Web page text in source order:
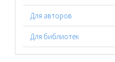
Для авторов
Для библиотек